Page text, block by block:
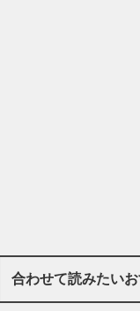
合わせて読みたい